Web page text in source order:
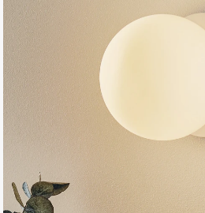
the
images
gallery